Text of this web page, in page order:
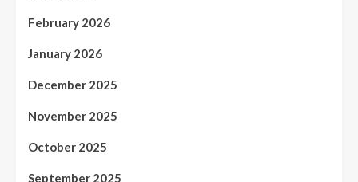
February 2026
January 2026
December 2025
November 2025
October 2025
September 2025